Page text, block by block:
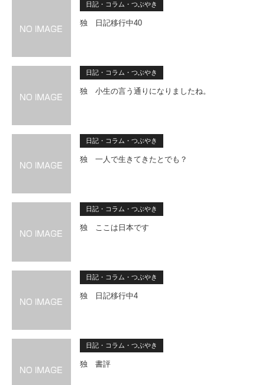
日記・コラム・つぶやき
独 日記移行中40
日記・コラム・つぶやき
独 小生の言う通りになりましたね。
日記・コラム・つぶやき
独 一人で生きてきたとでも？
日記・コラム・つぶやき
独 ここは日本です
日記・コラム・つぶやき
独 日記移行中4
日記・コラム・つぶやき
独 書評